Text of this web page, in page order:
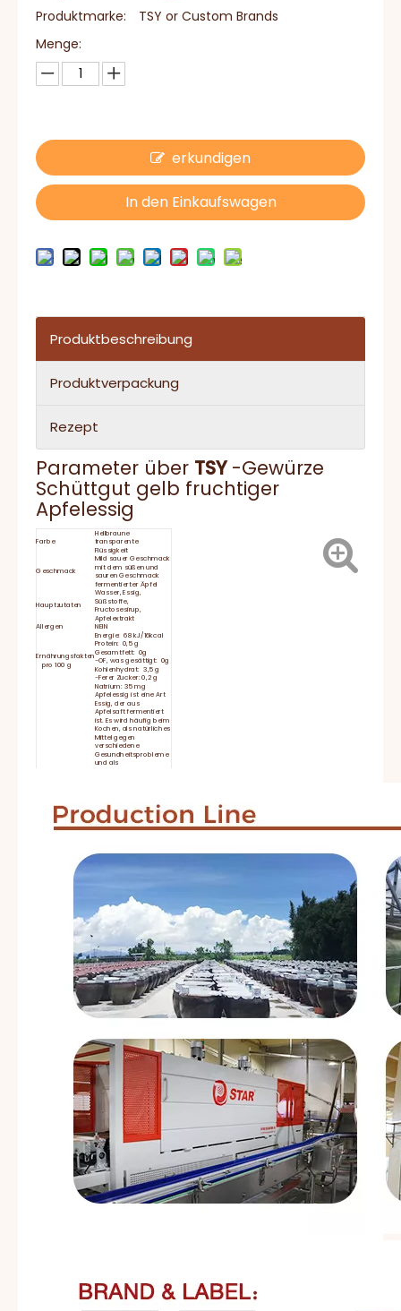
Produktmarke:
TSY or Custom Brands
Menge:
erkundigen
In den Einkaufswagen
Produktbeschreibung
Produktverpackung
Rezept
Parameter über TSY-Gewürze
Schüttgut gelb fruchtiger
Apfelessig
Farbe
Hellbraune
transparente
Flüssigkeit
Geschmack
Mild sauer Geschmack
mit dem süßen und
sauren Geschmack
fermentierter Äpfel
Hauptzutaten
Wasser, Essig,
Süßstoffe,
Fructosesirup,
Apfelextrakt
Allergen
NEIN
Ernährungsfakten
pro 100 g
Energie: 68 kJ/16kcal
Protein: 0,5 g
Gesamtfett: 0g
-OF, was gesättigt: 0g
Kohlenhydrat: 3,5 g
-Ferer Zucker: 0,2 g
Natrium: 35 mg
Apfelessig ist eine Art
Essig, der aus
Apfelsaft fermentiert
ist. Es wird häufig beim
Kochen, als natürliches
Mittel gegen
verschiedene
Gesundheitsprobleme
und als
und ist bekannt für
seine potenziellen
gesundheitlichen
Vorteile, einschließlich
Verbesserung der
Schließen Sie den
Deckel fest und halten
Sie nach dem
Gebrauch gekühlt.
15-25 Tage
HACCP, BRC, IFS, Halal,
Koscher